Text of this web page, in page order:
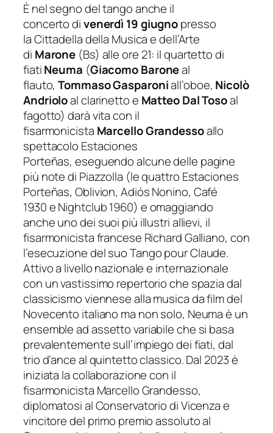
È nel segno del tango anche il
concerto divenerdì 19 giugnopresso
la Cittadella della Musica e dell’Arte
di Marone (Bs) alle ore 21: il quartetto di
fiatiNeuma (Giacomo Baroneal
flauto, Tommaso Gasparoniall’oboe, Nicolò
Andrioloal clarinetto e Matteo Dal Tosoal
fagotto) darà vita con il
fisarmonicista Marcello Grandessoallo
spettacolo Estaciones
Porteñas, eseguendo alcune delle pagine
più note di Piazzolla (le quattro Estaciones
Porteñas,Oblivion,Adiós Nonino, Café
1930eNightclub 1960) e omaggiando
anche uno dei suoi più illustri allievi, il
fisarmonicista francese Richard Galliano, con
l’esecuzione del suoTango pour Claude.
Attivo a livello nazionale e internazionale
con un vastissimo repertorio che spazia dal
classicismo viennese alla musica da film del
Novecento italiano ma non solo, Neuma è un
ensemble ad assetto variabile che si basa
prevalentemente sull’impiego dei fiati, dal
trio d’ance al quintetto classico. Dal 2023 è
iniziata la collaborazione con il
fisarmonicista Marcello Grandesso,
diplomatosi al Conservatorio di Vicenza e
vincitore del primo premio assoluto al